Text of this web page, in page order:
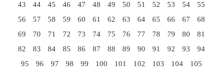
43
44 45 46 47 48 49 50 51 52 53 54
55
56
57 58 59 60 61 62 63 64 65 66 67
68
69
70 71 72 73 74 75 76 77 78 79 80
81
82
83 84 85 86 87 88 89 90 91 92 93
94
95
96 97 98 99 100 101 102 103 104
105